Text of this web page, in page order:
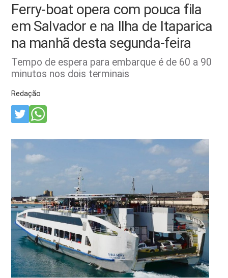
Ferry-boat opera com pouca fila
em Salvador e na Ilha de Itaparica
na manhã desta segunda-feira
Tempo de espera para embarque é de 60 a 90
minutos nos dois terminais
Redação